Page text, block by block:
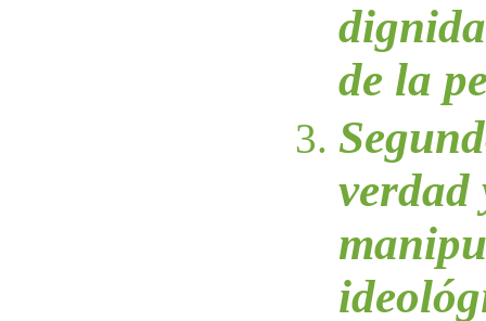
de la
verdad